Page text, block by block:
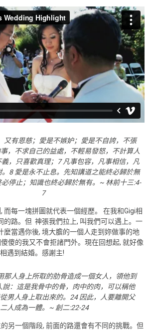
又有恩慈；愛是不嫉妒；愛是不自誇，不張
，不求自己的益處，不輕易發怒，不計算人
，只喜歡真理；7 凡事包容，凡事相信，凡
8 愛是永不止息。先知講道之能終必歸於無
停止；知識也終必歸於無有。~ 林前十三:4-
7
而每一塊拼圖就代表一個經歷。 在我和Gigi相
的路。但 神張我們拉上, 叫我們可以遇上。一
麼當遇你後, 境大膽的一個人走到妳做事的地
傻的我又不會拒諸門外。現在回想起, 就好像
遇到結婚。感謝主!
人身上所取的肋骨造成一個女人，領他到
說：這是我骨中的骨，肉中的肉，可以稱他
男人身上取出來的。24 因此，人要離開父
人成為一體。~ 創二:22-24
另一個階段, 前面的路還會有不同的挑戰。但